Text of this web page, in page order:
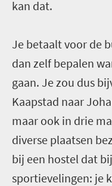
kan dat.
Je betaalt voor de
dan zelf bepalen
gaan. Je zou dus
Kaapstad naar
maar ook in drie
diverse plaatsen
bij een hostel dat
sportievelingen: je